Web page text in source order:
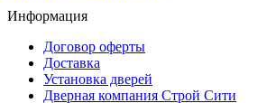
Информация
Договор оферты
Доставка
Установка дверей
Дверная компания Строй Сити